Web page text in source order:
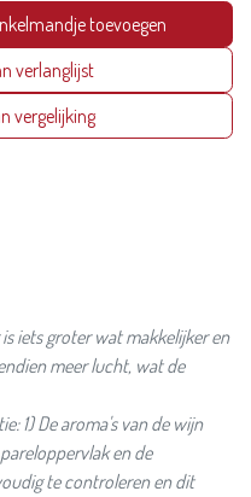
toevoegen
vergelijking
verlanglijst
iets groter wat makkelijker en
meer lucht, wat de
1) De aroma's van de wijn
en de
te controleren en dit